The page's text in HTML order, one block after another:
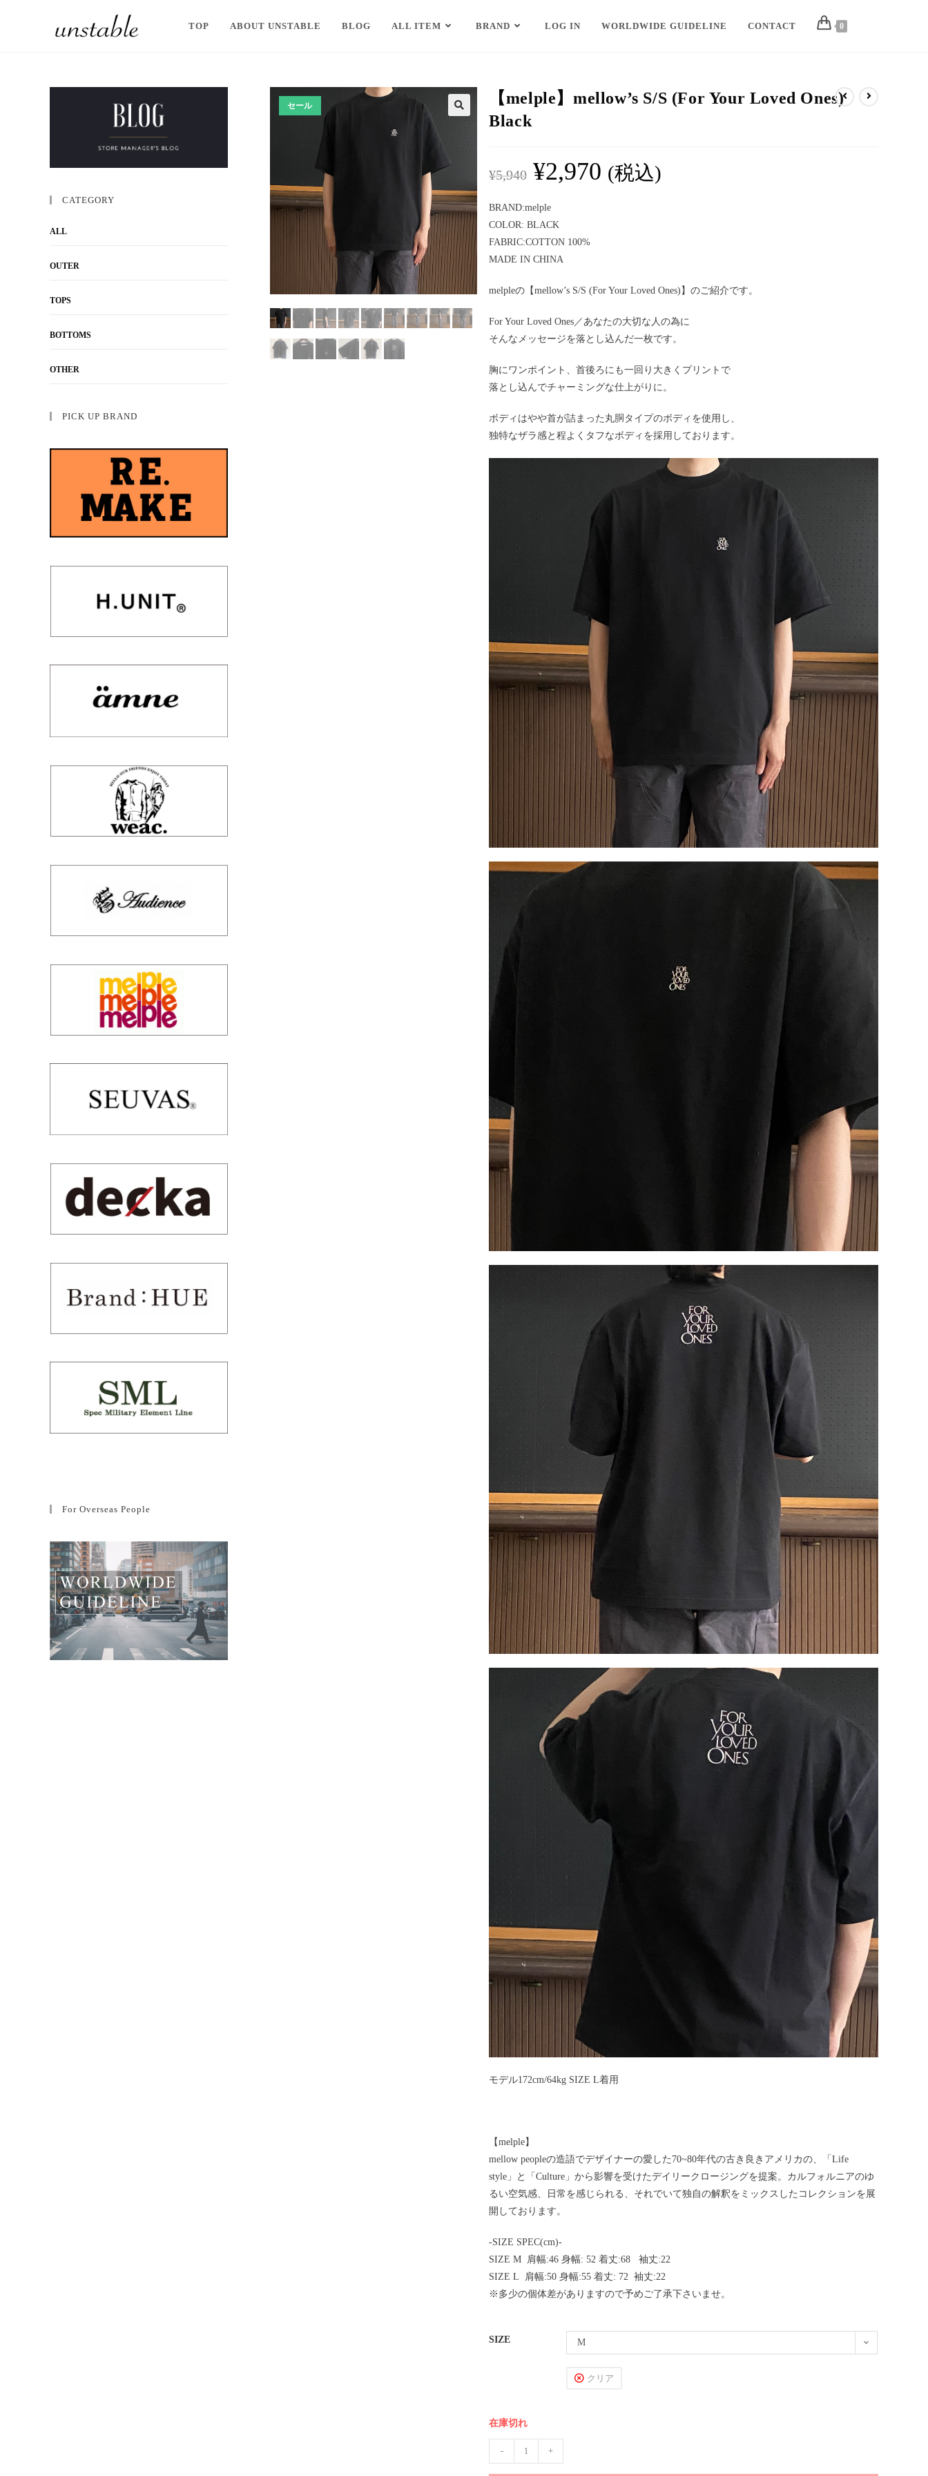
TOP ABOUT UNSTABLE BLOG ALL ITEM BRAND LOG IN WORLDWIDE GUIDELINE CONTACT 0
セール
【melple】mellow’s S/S (For Your Loved Ones)
Black
¥5,940 ¥2,970 (税込)
BRAND:melple
COLOR: BLACK
FABRIC:COTTON 100%
MADE IN CHINA
melpleの【mellow’s S/S (For Your Loved Ones)】のご紹介です。
For Your Loved Ones／あなたの大切な人の為に
そんなメッセージを落とし込んだ一枚です。
胸にワンポイント、首後ろにも一回り大きくプリントで
落とし込んでチャーミングな仕上がりに。
ボディはやや首が詰まった丸胴タイプのボディを使用し、
独特なザラ感と程よくタフなボディを採用しております。
モデル172cm/64kg SIZE L着用
【melple】
mellow peopleの造語でデザイナーの愛した70~80年代の古き良きアメリカの、「Life
style」と「Culture」から影響を受けたデイリークロージングを提案。カルフォルニアのゆ
るい空気感、日常を感じられる、それでいて独自の解釈をミックスしたコレクションを展
開しております。
-SIZE SPEC(cm)-
SIZE M 肩幅:46 身幅: 52 着丈:68 袖丈:22
SIZE L 肩幅:50 身幅:55 着丈: 72 袖丈:22
※多少の個体差がありますので予めご了承下さいませ。
SIZE M
クリア
在庫切れ
- +
CATEGORY
ALL
OUTER
TOPS
BOTTOMS
OTHER
PICK UP BRAND
For Overseas People